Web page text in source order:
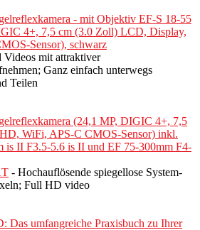
- mit Objektiv EF-S 18-55
4+, 7,5 cm (3.0 Zoll) LCD, Display,
Sensor), schwarz
Videos mit attraktiver
Ganz einfach unterwegs
Teilen
(24,1 MP, DIGIC 4+, 7,5
WiFi, APS-C CMOS-Sensor) inkl.
is II F3.5-5.6 is II und EF 75-300mm F4-
- Hochauflösende spiegellose System-
Full HD video
Das umfangreiche Praxisbuch zu Ihrer